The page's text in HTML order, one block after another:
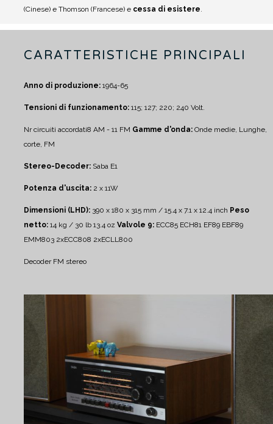
(Cinese) e Thomson (Francese) e cessa di esistere.
CARATTERISTICHE PRINCIPALI
Anno di produzione: 1964-65
Tensioni di funzionamento: 115; 127; 220; 240 Volt.
Nr circuiti accordati8 AM - 11 FM Gamme d'onda: Onde medie, Lunghe,
corte, FM
Stereo-Decoder: Saba E1
Potenza d'uscita: 2 x 11W
Dimensioni (LHD): 390 x 180 x 315 mm / 15.4 x 7.1 x 12.4 inch Peso
netto: 14 kg / 30 lb 13.4 oz Valvole 9: ECC85 ECH81 EF89 EBF89
EMM803 2xECC808 2xECLL800
Decoder FM stereo